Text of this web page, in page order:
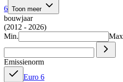
6 Toon meer
bouwjaar
(2012 - 2026)
Min.
Emissienorm
Euro 6